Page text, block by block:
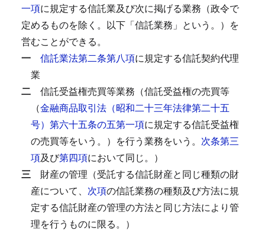
一項に規定する信託業及び次に掲げる業務（政令で
定めるものを除く。以下「信託業務」という。）を
営むことができる。
一 信託業法第二条第八項に規定する信託契約代理
業
二 信託受益権売買等業務（信託受益権の売買等
（金融商品取引法（昭和二十三年法律第二十五
号）第六十五条の五第一項に規定する信託受益権
の売買等をいう。）を行う業務をいう。 次条第三
項及び第四項において同じ。）
三 財産の管理（受託する信託財産と同じ種類の財
産について、 次項の信託業務の種類及び方法に規
定する信託財産の管理の方法と同じ方法により管
理を行うものに限る。）